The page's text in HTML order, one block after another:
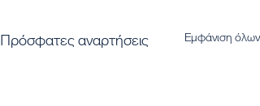
Πρόσφατες αναρτήσεις Εμφάνιση όλων